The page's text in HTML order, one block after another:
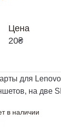
Цена
20₴
для
на две
в наличии